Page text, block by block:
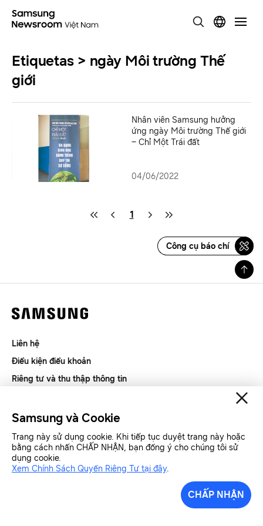
Etiquetas > ngày Môi trường Thế
giới
Nhân viên Samsung hưởng
ứng ngày Môi trường Thế giới
– Chỉ Một Trái đất
04/06/2022
1
Công cụ báo chí
Liên hệ
Điều kiện điều khoản
Riêng tư và thu thập thông tin
Samsung Việt Nam Samsung Xin chào
Samsung và Cookie
Trang này sử dụng cookie. Khi tiếp tục duyệt trang này hoặc
bằng cách nhấn CHẤP NHẬN, bạn đồng ý cho chúng tôi sử
dụng cookie.
Xem Chính Sách Quyền Riêng Tư tại đây.
CHẤP NHẬN